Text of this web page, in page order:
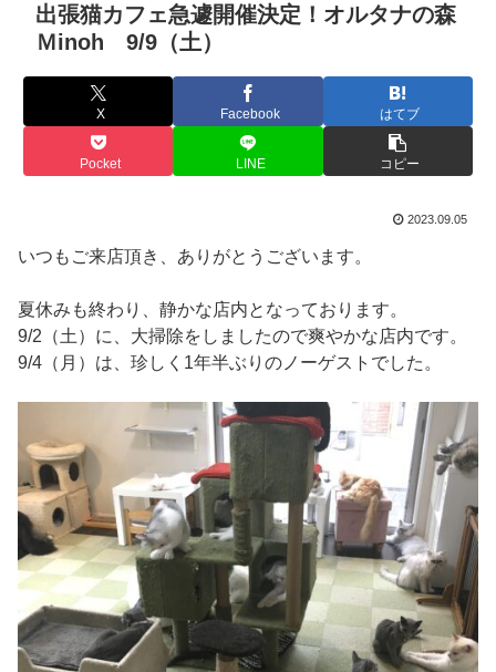
出張猫カフェ急遽開催決定！オルタナの森
Ｍinoh 9/9（土）
X Facebook はてブ
Pocket LINE コピー
2023.09.05
いつもご来店頂き、ありがとうございます。
夏休みも終わり、静かな店内となっております。
9/2（土）に、大掃除をしましたので爽やかな店内です。
9/4（月）は、珍しく1年半ぶりのノーゲストでした。